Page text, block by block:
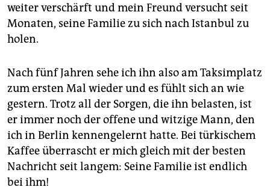
weiter verschärft und mein Freund versucht seit
Monaten, seine Familie zu sich nach Istanbul zu
holen.
Nach fünf Jahren sehe ich ihn also am Taksimplatz
zum ersten Mal wieder und es fühlt sich an wie
gestern. Trotz all der Sorgen, die ihn belasten, ist
er immer noch der offene und witzige Mann, den
ich in Berlin kennengelernt hatte. Bei türkischem
Kaffee überrascht er mich gleich mit der besten
Nachricht seit langem: Seine Familie ist endlich
bei ihm!